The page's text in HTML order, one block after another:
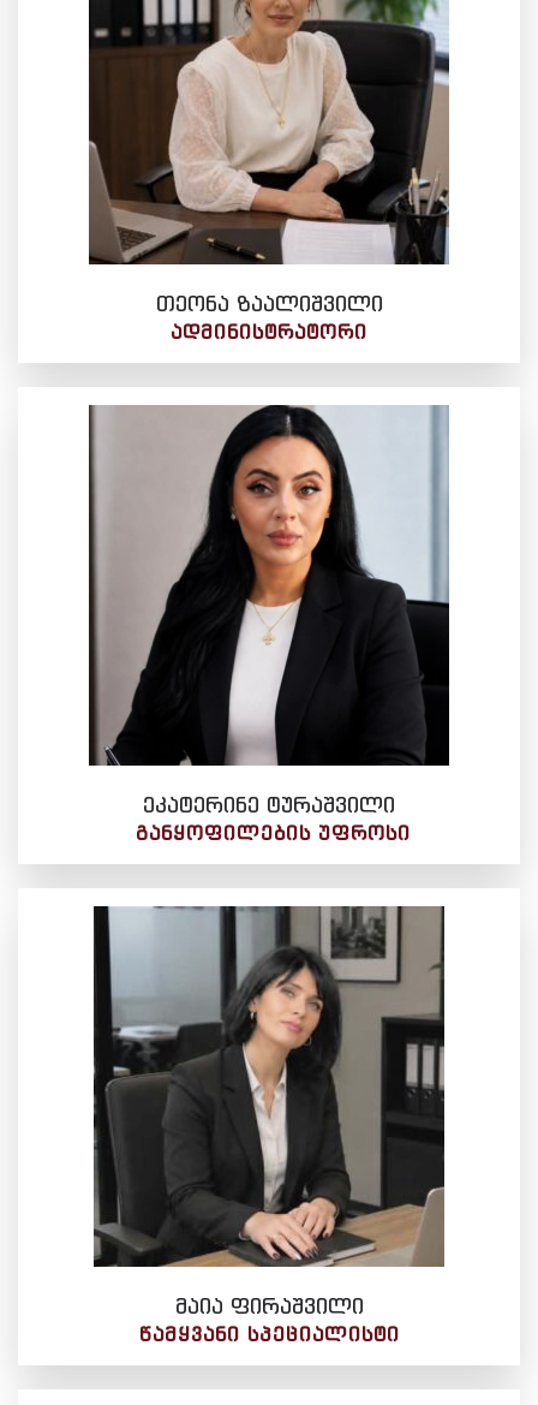
თეონა ზაალიშვილი
ᲐᲓᲛᲘᲜᲘᲡᲢᲠᲐᲢᲝᲠᲘ
ეკატერინე ტურაშვილი
ᲒᲐᲜᲧᲝᲤᲘᲚᲔᲑᲘᲡ ᲣᲤᲠᲝᲡᲘ
მაია ფირაშვილი
ᲬᲐᲛᲧᲕᲐᲜᲘ ᲡᲞᲔᲪᲘᲐᲚᲘᲡᲢᲘ